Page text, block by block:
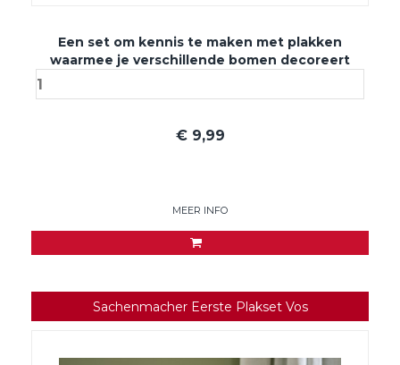
Een set om kennis te maken met plakken
waarmee je verschillende bomen decoreert
€ 9,99
MEER INFO
Sachenmacher Eerste Plakset Vos